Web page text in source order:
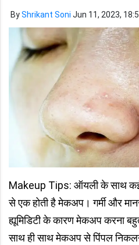
ByShrikant Soni Jun 11, 2023,
Makeup Tips: ऑयली के साथ कई
से एक होती है मेकअप। गर्मी और
ह्यूमिडिटी के कारण मेकअप करना
साथ ही साथ मेकअप से पिंपल